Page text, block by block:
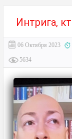
Интрига,
06 Октября 2023
5634